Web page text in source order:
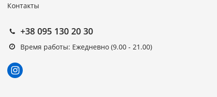
Контакты
+38 095 130 20 30
Время работы: Ежедневно (9.00 - 21.00)